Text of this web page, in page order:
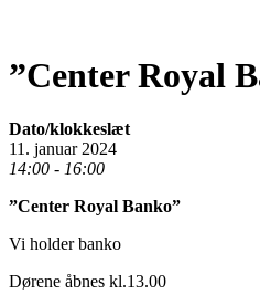
”Center Royal
Dato/klokkeslæt
11. januar 2024
14:00 - 16:00
”Center Royal Banko”
Vi holder banko
Dørene åbnes kl.13.00